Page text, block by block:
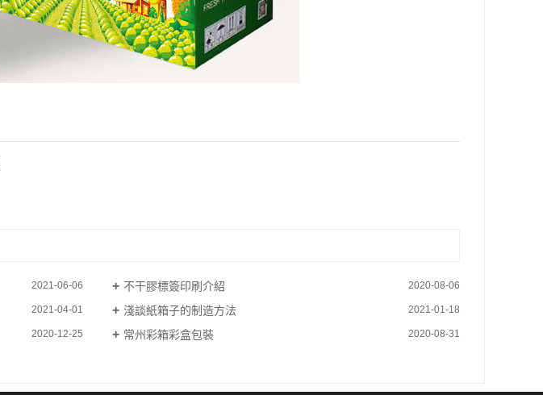
2021-06-06 不干膠標簽印刷介紹 2020-08-06
2021-04-01 淺談紙箱子的制造方法 2021-01-18
2020-12-25 常州彩箱彩盒包裝 2020-08-31